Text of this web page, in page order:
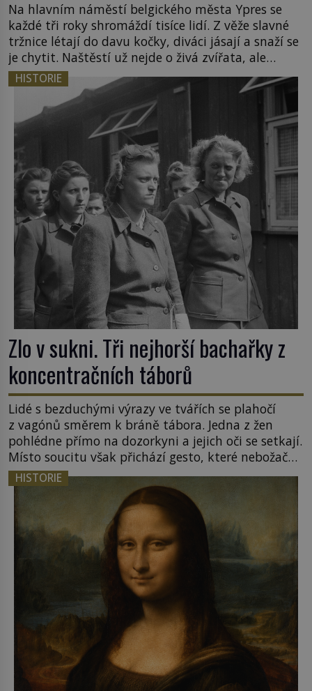
Na hlavním náměstí belgického města Ypres se
každé tři roky shromáždí tisíce lidí. Z věže slavné
tržnice létají do davu kočky, diváci jásají a snaží se
je chytit. Naštěstí už nejde o živá zvířata, ale
jenom o plyšové suvenýry. Kdysi to ale bylo jinak.
Tato veselá podívaná připomíná jeden z
nejpodivnějších a zároveň nejkrutějších zvyků […]
HISTORIE
Zlo v sukni. Tři nejhorší bachařky z
koncentračních táborů
Lidé s bezduchými výrazy ve tvářích se plahočí
z vagónů směrem k bráně tábora. Jedna z žen
pohlédne přímo na dozorkyni a jejich oči se setkají.
Místo soucitu však přichází gesto, které nebožačku
posílá rovnou do plynové komory. Jména jako
Rudolf Höss (1901–1947), Josef Mengele (1911–
1979) či Heinrich Himmler (1900–1945) zná každý,
o koho se historie jen otřela. Jenže […]
HISTORIE